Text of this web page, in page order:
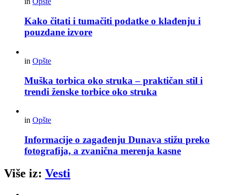
Kako čitati i tumačiti podatke o klađenju i
pouzdane izvore
in Opšte
Muška torbica oko struka – praktičan stil i
trendi ženske torbice oko struka
in Opšte
Informacije o zagađenju Dunava stižu preko
fotografija, a zvanična merenja kasne
Više iz: Vesti